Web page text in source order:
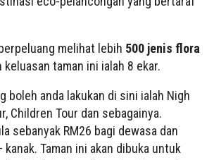
melihat lebih 500 jenis flora
keluasan taman ini ialah 8 ekar.
boleh anda lakukan di sini ialah Nigh
Children Tour dan sebagainya.
sebanyak RM26 bagi dewasa dan
kanak. Taman ini akan dibuka untuk